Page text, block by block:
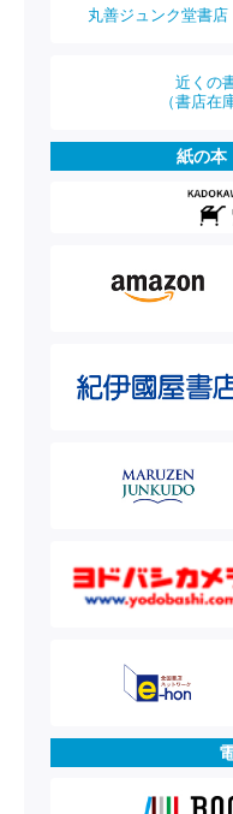
丸善ジュンク堂書店
近くの
（書店在
紙の本